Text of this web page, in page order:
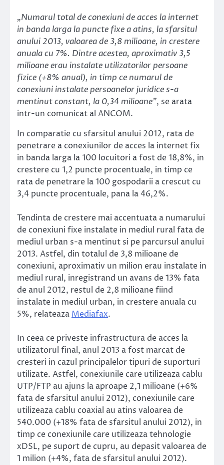
„Numarul total de conexiuni de acces la internet
in banda larga la puncte fixe a atins, la sfarsitul
anului 2013, valoarea de 3,8 milioane, in crestere
anuala cu 7%. Dintre acestea, aproximativ 3,5
milioane erau instalate utilizatorilor persoane
fizice (+8% anual), in timp ce numarul de
conexiuni instalate persoanelor juridice s-a
mentinut constant, la 0,34 milioane”, se arata
intr-un comunicat al ANCOM.
In comparatie cu sfarsitul anului 2012, rata de
penetrare a conexiunilor de acces la internet fix
in banda larga la 100 locuitori a fost de 18,8%, in
crestere cu 1,2 puncte procentuale, in timp ce
rata de penetrare la 100 gospodarii a crescut cu
3,4 puncte procentuale, pana la 46,2%.
Tendinta de crestere mai accentuata a numarului
de conexiuni fixe instalate in mediul rural fata de
mediul urban s-a mentinut si pe parcursul anului
2013. Astfel, din totalul de 3,8 milioane de
conexiuni, aproximativ un milion erau instalate in
mediul rural, inregistrand un avans de 13% fata
de anul 2012, restul de 2,8 milioane fiind
instalate in mediul urban, in crestere anuala cu
5%, relateaza Mediafax.
In ceea ce priveste infrastructura de acces la
utilizatorul final, anul 2013 a fost marcat de
cresteri in cazul principalelor tipuri de suporturi
utilizate. Astfel, conexiunile care utilizeaza cablu
UTP/FTP au ajuns la aproape 2,1 milioane (+6%
fata de sfarsitul anului 2012), conexiunile care
utilizeaza cablu coaxial au atins valoarea de
540.000 (+18% fata de sfarsitul anului 2012), in
timp ce conexiunile care utilizeaza tehnologie
xDSL, pe suport de cupru, au depasit valoarea de
1 milion (+4%, fata de sfarsitul anului 2012).